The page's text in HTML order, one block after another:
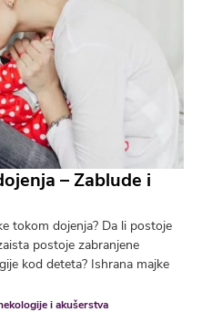
– Zablude i
tokom dojenja? Da li postoje
postoje zabranjene
kod deteta? Ishrana majke
i akušerstva